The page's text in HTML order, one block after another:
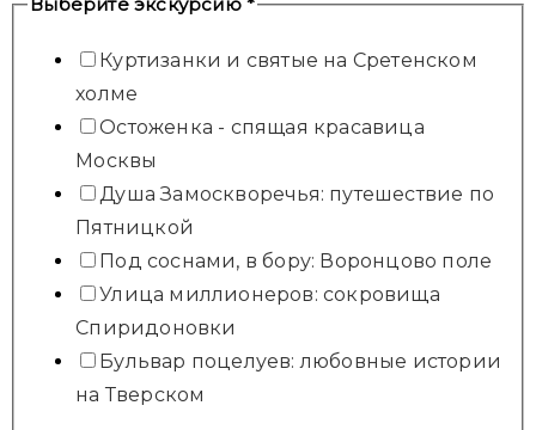
Куртизанки и святые на Сретенском
холме
Остоженка - спящая красавица
Москвы
Душа Замоскворечья: путешествие по
Пятницкой
Под соснами, в бору: Воронцово поле
Улица миллионеров: сокровища
Спиридоновки
Бульвар поцелуев: любовные истории
на Тверском